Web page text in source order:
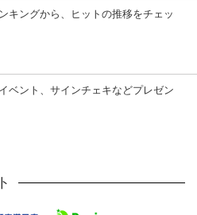
キングから、ヒットの推移をチェッ
ベント、サインチェキなどプレゼン